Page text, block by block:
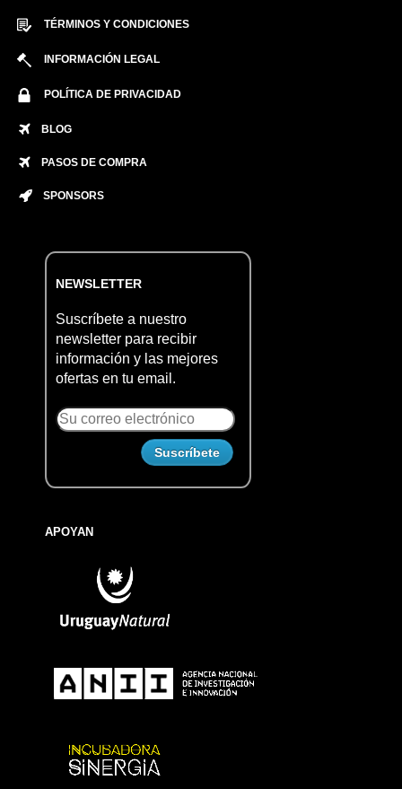
TÉRMINOS Y CONDICIONES
INFORMACIÓN LEGAL
POLÍTICA DE PRIVACIDAD
BLOG
PASOS DE COMPRA
SPONSORS
NEWSLETTER
Suscríbete a nuestro
newsletter para recibir
información y las mejores
ofertas en tu email.
APOYAN